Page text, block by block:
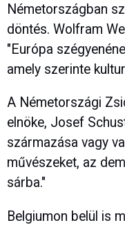
Németországban
döntés. Wolfram
"Európa
amely szerinte
A Németországi
elnöke, Josef
származása vagy
művészeket, az
sárba."
Belgiumon belül is